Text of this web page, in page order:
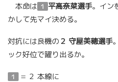
本命は １ 平高奈菜選手。イン
かして先マイ決める。
対抗には良機の ２ 守屋美穂選手
ック好位で躍り出るか。
１ = ２ 本線に